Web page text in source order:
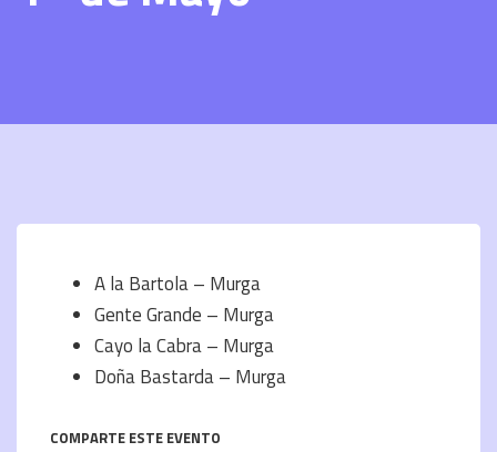
A la Bartola – Murga
Gente Grande – Murga
Cayo la Cabra – Murga
Doña Bastarda – Murga
COMPARTE ESTE EVENTO